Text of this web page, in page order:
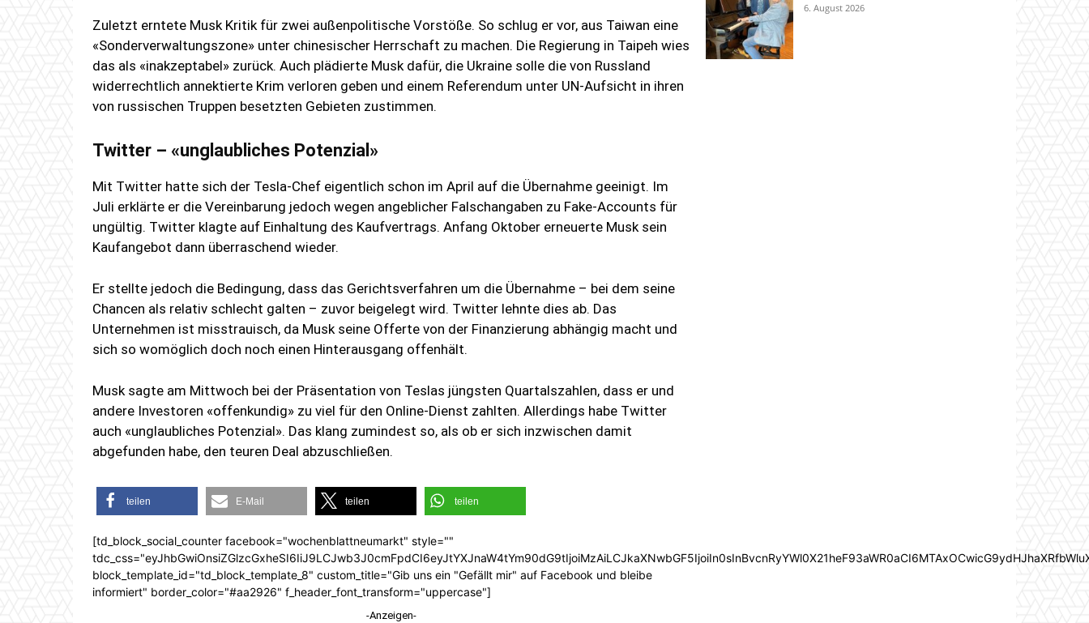
Zuletzt erntete Musk Kritik für zwei außenpolitische Vorstöße. So schlug er vor, aus Taiwan eine
«Sonderverwaltungszone» unter chinesischer Herrschaft zu machen. Die Regierung in Taipeh wies
das als «inakzeptabel» zurück. Auch plädierte Musk dafür, die Ukraine solle die von Russland
widerrechtlich annektierte Krim verloren geben und einem Referendum unter UN-Aufsicht in ihren
von russischen Truppen besetzten Gebieten zustimmen.
Twitter – «unglaubliches Potenzial»
Mit Twitter hatte sich der Tesla-Chef eigentlich schon im April auf die Übernahme geeinigt. Im
Juli erklärte er die Vereinbarung jedoch wegen angeblicher Falschangaben zu Fake-Accounts für
ungültig. Twitter klagte auf Einhaltung des Kaufvertrags. Anfang Oktober erneuerte Musk sein
Kaufangebot dann überraschend wieder.
Er stellte jedoch die Bedingung, dass das Gerichtsverfahren um die Übernahme – bei dem seine
Chancen als relativ schlecht galten – zuvor beigelegt wird. Twitter lehnte dies ab. Das
Unternehmen ist misstrauisch, da Musk seine Offerte von der Finanzierung abhängig macht und
sich so womöglich doch noch einen Hinterausgang offenhält.
Musk sagte am Mittwoch bei der Präsentation von Teslas jüngsten Quartalszahlen, dass er und
andere Investoren «offenkundig» zu viel für den Online-Dienst zahlten. Allerdings habe Twitter
auch «unglaubliches Potenzial». Das klang zumindest so, als ob er sich inzwischen damit
abgefunden habe, den teuren Deal abzuschließen.
teilen E-Mail teilen teilen
[td_block_social_counter facebook="wochenblattneumarkt" style=""
block_template_id="td_block_template_8" custom_title="Gib uns ein "Gefällt mir" auf Facebook und bleibe
informiert" border_color="#aa2926" f_header_font_transform="uppercase"]
-Anzeigen-
6. August 2026